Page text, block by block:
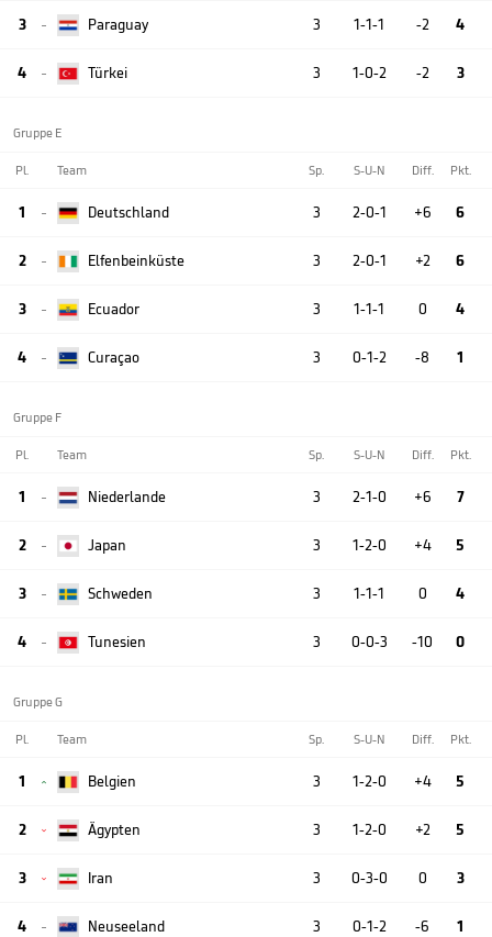
3  Paraguay 3 1-1-1 -2 4
4  Türkei 3 1-0-2 -2 3
Gruppe E
Pl. Team Sp. S-U-N Diff. Pkt.
1  Deutschland 3 2-0-1 +6 6
2  Elfenbeinküste 3 2-0-1 +2 6
3  Ecuador 3 1-1-1 0 4
4  Curaçao 3 0-1-2 -8 1
Gruppe F
Pl. Team Sp. S-U-N Diff. Pkt.
1  Niederlande 3 2-1-0 +6 7
2  Japan 3 1-2-0 +4 5
3  Schweden 3 1-1-1 0 4
4  Tunesien 3 0-0-3 -10 0
Gruppe G
Pl. Team Sp. S-U-N Diff. Pkt.
1  Belgien 3 1-2-0 +4 5
2  Ägypten 3 1-2-0 +2 5
3  Iran 3 0-3-0 0 3
4  Neuseeland 3 0-1-2 -6 1